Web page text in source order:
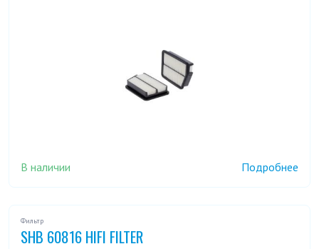
В наличии Подробнее
Фильтр
SHB 60816 HIFI FILTER